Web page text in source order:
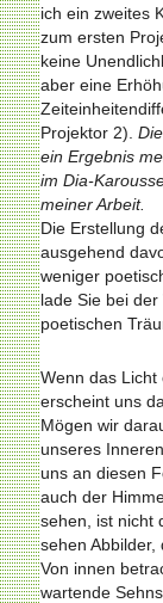
ich ein zweites
zum ersten
keine
aber eine
Projektor 2).
ein Ergebnis
im Dia-
meiner Arbeit.
Die Erstellung
ausgehend
weniger
lade Sie bei
poetischen
Wenn das Licht
erscheint uns
Mögen wir
unseres
uns an diesen
auch der
sehen, ist nicht
sehen Abbilder,
Von innen
wartende